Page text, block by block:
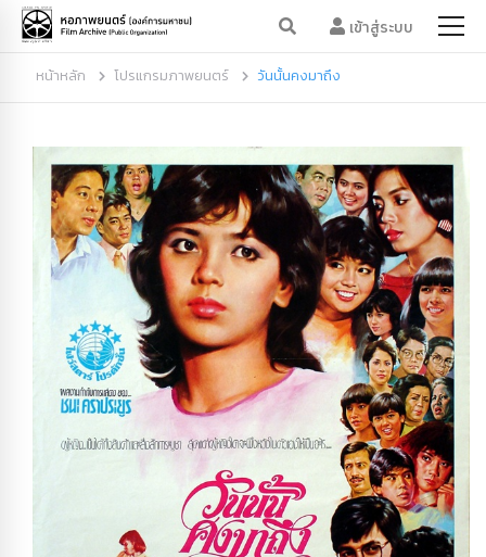
เข้าสู่ระบบ
หน้าหลัก โปรแกรมภาพยนตร์ วันนั้นคงมาถึง